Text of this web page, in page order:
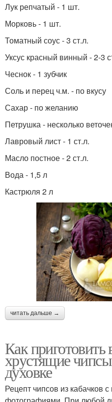
Лук репчатый - 1 шт.
Морковь - 1 шт.
Томатный соус - 3 ст.л.
Уксус красный винный - 2-3
Чеснок - 1 зубчик
Соль и перец ч.м. - по вкусу
Сахар - по желанию
Петрушка - несколько
Лавровый лист - 1 ст.л.
Масло постное - 2 ст.л.
Вода - 1,5 л
Кастрюля 2 л
читать дальше →
Как приготовить
хрустящие
духовке
Рецепт чипсов из кабачков